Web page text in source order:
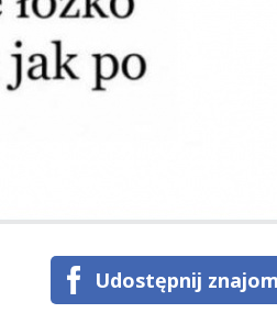
Udostępnij